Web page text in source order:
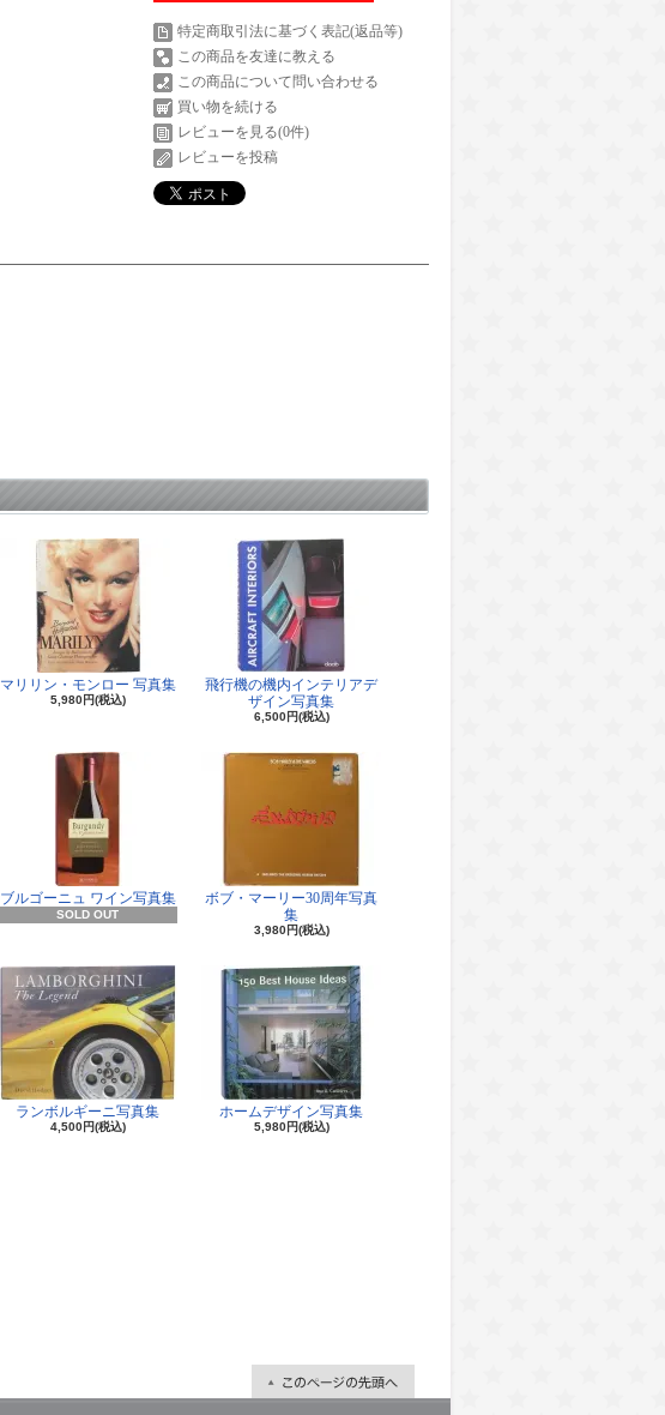
特定商取引法に基づく表記(返品等)
この商品を友達に教える
この商品について問い合わせる
買い物を続ける
レビューを見る(0件)
レビューを投稿
マリリン・モンロー 写真集
5,980円(税込)
飛行機の機内インテリアデ
ザイン写真集
6,500円(税込)
ブルゴーニュ ワイン写真集
SOLD OUT
ボブ・マーリー30周年写真
集
3,980円(税込)
ランボルギーニ写真集
4,500円(税込)
ホームデザイン写真集
5,980円(税込)